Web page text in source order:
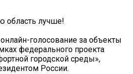
область лучше!
голосование за объекты
федерального проекта
городской среды»,
России.